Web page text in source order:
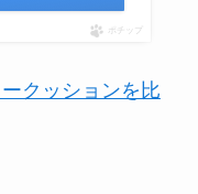
ポチップ
クッションを比